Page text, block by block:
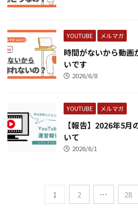
YOUTUBE メルマガ
時間がないから動画
いです
2026/6/8
YOUTUBE メルマガ
【報告】2026年5
いて
2026/6/1
1 2 … 28